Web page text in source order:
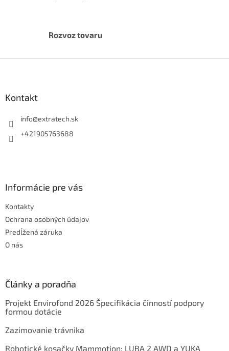
Rozvoz tovaru
Kontakt
info@extratech.sk
+421905763688
Informácie pre vás
Kontakty
Ochrana osobných údajov
Predĺžená záruka
O nás
Články a poradňa
Projekt Envirofond 2026 Špecifikácia činností podpory
formou dotácie
Zazimovanie trávnika
Robotické kosačky Mammotion: LUBA 2 AWD a YUKA